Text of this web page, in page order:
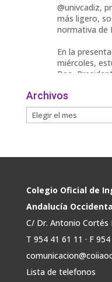
@univcadiz,
más ligero,
normativa de
En la
miércoles,
Bea,
📢ℹ️ El
2030 para
conexión de
electrificado.
Estas
Archivos
Colegio Oficial de
Andalucía
C/ Dr. Antonio Cortés
T 954 41 61 11 · F 954
Lista de telefonos